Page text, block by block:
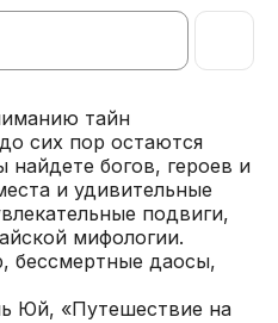
тайн
сих пор остаются
богов, героев и
и удивительные
подвиги,
мифологии.
бессмертные даосы,
Юй, «Путешествие на